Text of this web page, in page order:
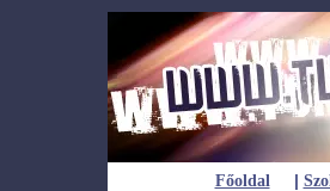
Főoldal |